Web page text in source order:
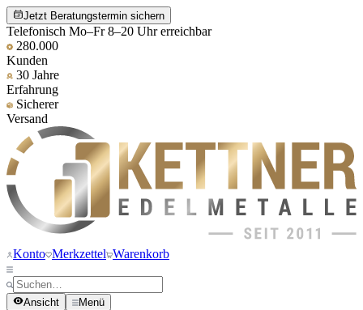
Jetzt Beratungstermin sichern
Telefonisch Mo–Fr 8–20 Uhr erreichbar
280.000
Kunden
30 Jahre
Erfahrung
Sicherer
Versand
Konto Merkzettel Warenkorb
Ansicht Menü